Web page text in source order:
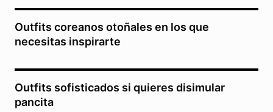
Outfits coreanos otoñales en los que
necesitas inspirarte
Outfits sofisticados si quieres disimular
pancita